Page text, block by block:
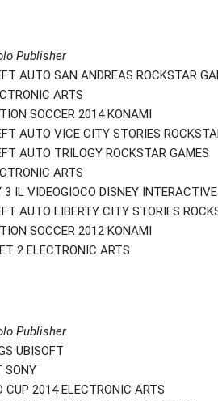
Publisher
AUTO SAN ANDREAS ROCKSTAR
ARTS
SOCCER 2014 KONAMI
AUTO VICE CITY STORIES
AUTO TRILOGY ROCKSTAR GAMES
ARTS
IL VIDEOGIOCO DISNEY
AUTO LIBERTY CITY STORIES
SOCCER 2012 KONAMI
2 ELECTRONIC ARTS
Publisher
UBISOFT
SONY
CUP 2014 ELECTRONIC ARTS